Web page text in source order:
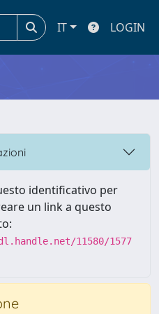
IT LOGIN
identificativo per
un link a questo
11580/1577